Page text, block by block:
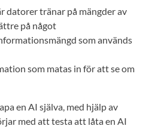
datorer tränar på mängder av
på något
som används
som matas in för att se om
en AI själva, med hjälp av
med att testa att låta en AI